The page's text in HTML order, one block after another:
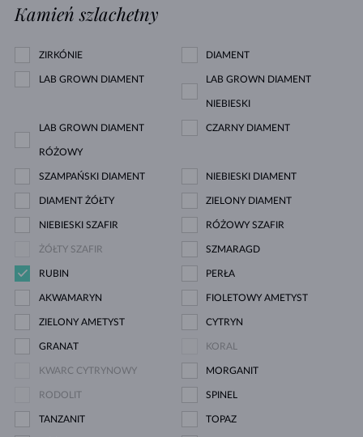
Kamień szlachetny
ZIRKÓNIE DIAMENT
LAB GROWN DIAMENT LAB GROWN DIAMENT
NIEBIESKI
LAB GROWN DIAMENT
RÓŻOWY
CZARNY DIAMENT
SZAMPAŃSKI DIAMENT NIEBIESKI DIAMENT
DIAMENT ŻÓŁTY ZIELONY DIAMENT
NIEBIESKI SZAFIR RÓŻOWY SZAFIR
ŻÓŁTY SZAFIR SZMARAGD
RUBIN PERŁA
AKWAMARYN FIOLETOWY AMETYST
ZIELONY AMETYST CYTRYN
GRANAT KORAL
KWARC CYTRYNOWY MORGANIT
RODOLIT SPINEL
TANZANIT TOPAZ